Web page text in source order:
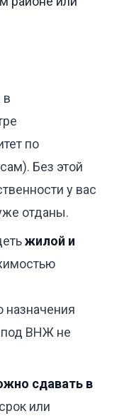
в
по
Без этой
у вас
отданы.
жилой и
назначения
под ВНЖ не
сдавать в
или